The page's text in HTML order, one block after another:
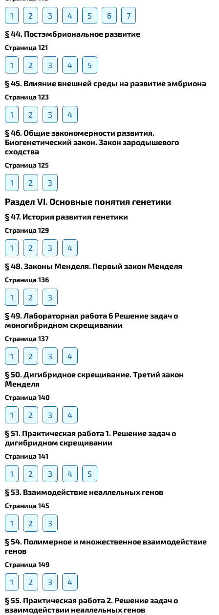
1 2 3 4 5 6
7
§ 44. Постэмбриональное развитие
Страница 121
1 2 3 4
5
§ 45. Влияние внешней среды на развитие эмбриона
Страница 123
1 2 3
4
§ 46. Общие закономерности развития.
Биогенетический закон. Закон зародышевого
сходства
Страница 125
1 2 3
Раздел VI. Основные понятия генетики
§ 47. История развития генетики
Страница 129
1 2 3
4
§ 48. Законы Менделя. Первый закон Менделя
Страница 136
1 2
3
§ 49. Лабораторная работа 6 Решение задач о
моногибридном скрещивании
Страница 137
1 2 3
4
§ 50. Дигибридное скрещивание. Третий закон
Менделя
Страница 140
1 2 3
4
§ 51. Практическая работа 1. Решение задач о
дигибридном скрещивании
Страница 141
1 2 3 4
5
§ 53. Взаимодействие неаллельных генов
Страница 145
1 2
3
§ 54. Полимерное и множественное взаимодействие
генов
Страница 149
1 2 3
4
§ 55. Практическая работа 2. Решение задач о
взаимодействии неаллельных генов